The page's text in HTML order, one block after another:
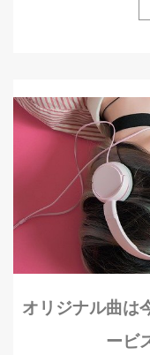
オリジナル曲は
ービ